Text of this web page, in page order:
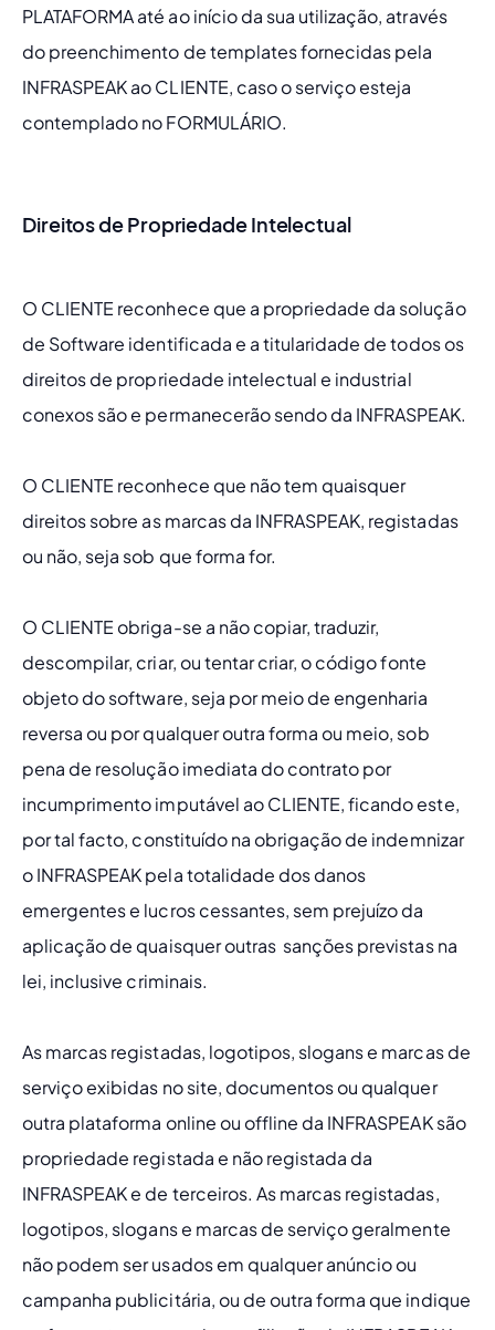
PLATAFORMA até ao início da sua utilização, através
do preenchimento de templates fornecidas pela
INFRASPEAK ao CLIENTE, caso o serviço esteja
contemplado no FORMULÁRIO.
Direitos de Propriedade Intelectual
O CLIENTE reconhece que a propriedade da solução
de Software identificada e a titularidade de todos os
direitos de propriedade intelectual e industrial
conexos são e permanecerão sendo da INFRASPEAK.
O CLIENTE reconhece que não tem quaisquer
direitos sobre as marcas da INFRASPEAK, registadas
ou não, seja sob que forma for.
O CLIENTE obriga-se a não copiar, traduzir,
descompilar, criar, ou tentar criar, o código fonte
objeto do software, seja por meio de engenharia
reversa ou por qualquer outra forma ou meio, sob
pena de resolução imediata do contrato por
incumprimento imputável ao CLIENTE, ficando este,
por tal facto, constituído na obrigação de indemnizar
o INFRASPEAK pela totalidade dos danos
emergentes e lucros cessantes, sem prejuízo da
aplicação de quaisquer outras  sanções previstas na
lei, inclusive criminais.
As marcas registadas, logotipos, slogans e marcas de
serviço exibidas no site, documentos ou qualquer
outra plataforma online ou offline da INFRASPEAK são
propriedade registada e não registada da
INFRASPEAK e de terceiros. As marcas registadas,
logotipos, slogans e marcas de serviço geralmente
não podem ser usados ​​em qualquer anúncio ou
campanha publicitária, ou de outra forma que indique